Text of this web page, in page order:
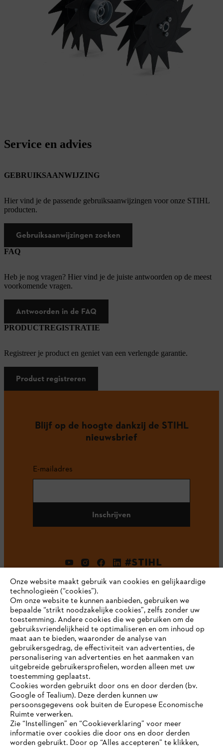
Service en advies
GEBRUIKSAANWIJZING
Hier vind je de passende gebruiksaanwijzingen voor onze STIHL
producten.
Gebruiksaanwijzingen zoeken
FAQ
Heb je nog vragen? Hier vind je de juiste antwoorden op de meest
voorkomende vragen.
Antwoorden in de FAQ
PRODUCTREGISTRATIE
Registreer je product en geniet van een verlengde garantie.
Product registreren
Blijf op de hoogte dankzij de STIHL
nieuwsbrief
E-mailadres
Inschrijven
#STIHL
Bedrijf
STIHL FAQ
Contact
JE BROWSER WORDT NIET
Onze website maakt gebruik van cookies en gelijkaardige
technologieën (“cookies”).
Om onze website te kunnen aanbieden, gebruiken we
bepaalde “strikt noodzakelijke cookies”, zelfs zonder uw
toestemming. Andere cookies die we gebruiken om de
gebruiksvriendelijkheid te optimaliseren en om inhoud op
maat aan te bieden, waaronder de analyse van
gebruikersgedrag, de effectiviteit van advertenties, de
personalisering van advertenties en het aanmaken van
uitgebreide gebruikersprofielen, worden alleen met uw
toestemming geplaatst.
Cookies worden gebruikt door ons en door derden (bv.
Google of Tealium). Deze derden kunnen uw
persoonsgegevens ook buiten de Europese Economische
Ruimte verwerken.
Zie “Instellingen” en “Cookieverklaring” voor meer
informatie over cookies die door ons en door derden
worden gebruikt. Door op “Alles accepteren” te klikken,